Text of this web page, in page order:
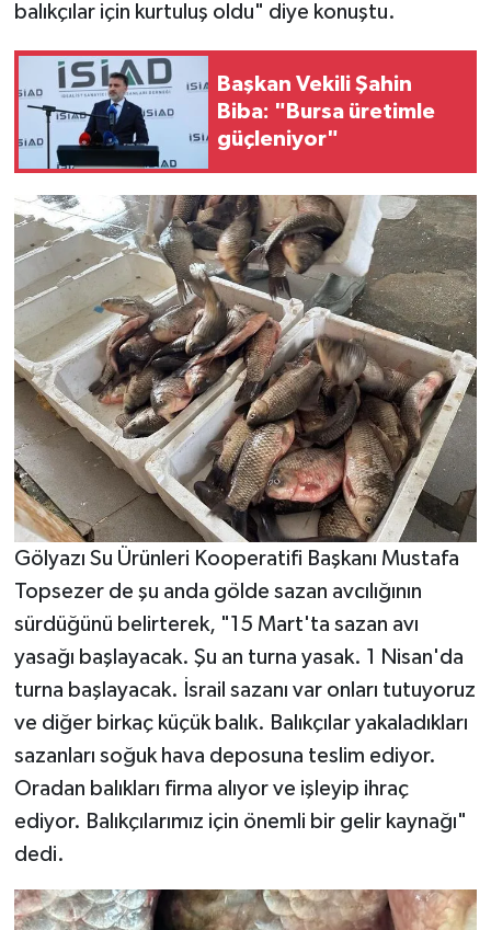
balıkçılar için kurtuluş oldu" diye konuştu.
Başkan Vekili Şahin
Biba: "Bursa üretimle
güçleniyor"
Gölyazı Su Ürünleri Kooperatifi Başkanı Mustafa
Topsezer de şu anda gölde sazan avcılığının
sürdüğünü belirterek, "15 Mart'ta sazan avı
yasağı başlayacak. Şu an turna yasak. 1 Nisan'da
turna başlayacak. İsrail sazanı var onları tutuyoruz
ve diğer birkaç küçük balık. Balıkçılar yakaladıkları
sazanları soğuk hava deposuna teslim ediyor.
Oradan balıkları firma alıyor ve işleyip ihraç
ediyor. Balıkçılarımız için önemli bir gelir kaynağı"
dedi.